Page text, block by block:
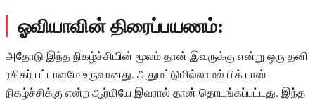
ஓவியாவின் திரைப்பயணம்:
அதோடு இந்த நிகழ்ச்சியின் மூலம் தான் இவருக்கு என்று ஒரு தனி
ரசிகர் பட்டாளமே உருவானது. அதுமட்டுமில்லாமல் பிக் பாஸ்
நிகழ்ச்சிக்கு என்ற ஆர்மியே இவரால் தான் தொடங்கப்பட்டது. இந்த